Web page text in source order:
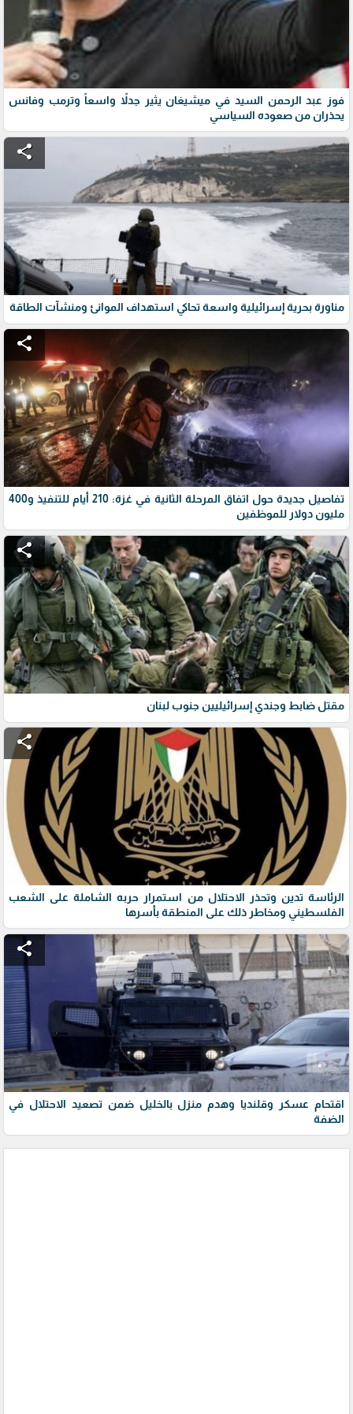
فوز عبد الرحمن السيد في ميشيغان يثير جدلاً واسعاً وترمب وفانس
يحذران من صعوده السياسي
share
مناورة بحرية إسرائيلية واسعة تحاكي استهداف الموانئ ومنشآت الطاقة
share
تفاصيل جديدة حول اتفاق المرحلة الثانية في غزة: 210 أيام للتنفيذ و400
مليون دولار للموظفين
share
مقتل ضابط وجندي إسرائيليين جنوب لبنان
share
الرئاسة تدين وتحذر الاحتلال من استمرار حربه الشاملة على الشعب
الفلسطيني ومخاطر ذلك على المنطقة بأسرها
share
اقتحام عسكر وقلنديا وهدم منزل بالخليل ضمن تصعيد الاحتلال في
الضفة